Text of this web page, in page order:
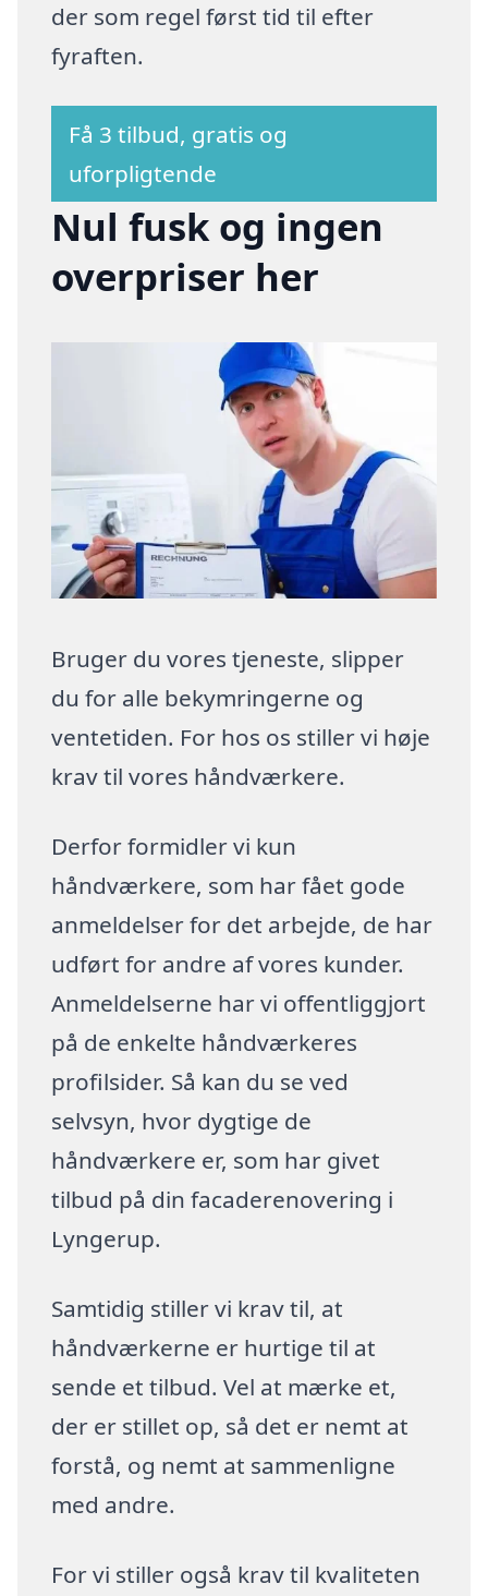
der som regel først tid til efter
fyraften.
Få 3 tilbud, gratis og
uforpligtende
Nul fusk og ingen
overpriser her
Bruger du vores tjeneste, slipper
du for alle bekymringerne og
ventetiden. For hos os stiller vi høje
krav til vores håndværkere.
Derfor formidler vi kun
håndværkere, som har fået gode
anmeldelser for det arbejde, de har
udført for andre af vores kunder.
Anmeldelserne har vi offentliggjort
på de enkelte håndværkeres
profilsider. Så kan du se ved
selvsyn, hvor dygtige de
håndværkere er, som har givet
tilbud på din facaderenovering i
Lyngerup.
Samtidig stiller vi krav til, at
håndværkerne er hurtige til at
sende et tilbud. Vel at mærke et,
der er stillet op, så det er nemt at
forstå, og nemt at sammenligne
med andre.
For vi stiller også krav til kvaliteten